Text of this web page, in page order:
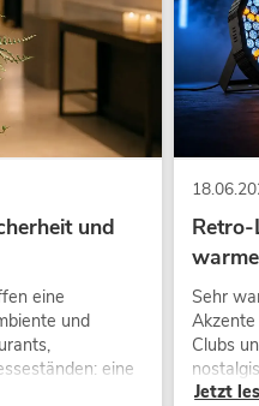
und
eine
und
eine
modernen
Sehr
Clubs
Jetzt